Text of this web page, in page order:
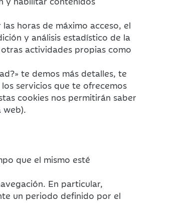
horas de máximo acceso, el
y análisis estadístico de la
actividades propias como
te demos más detalles, te
servicios que te ofrecemos
cookies nos permitirán saber
web).
que el mismo esté
En particular,
un periodo definido por el